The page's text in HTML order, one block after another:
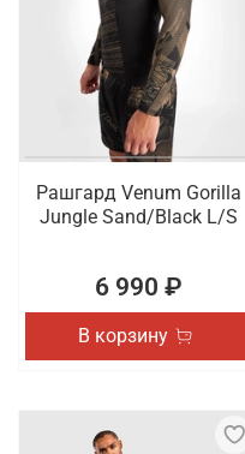
Рашгард Venum Gorilla
Jungle Sand/Black L/S
6 990 ₽
В корзину